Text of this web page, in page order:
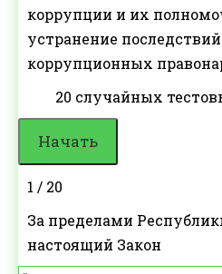
коррупции и их
устранение последствий
коррупционных
20 случайных
1 / 20
За пределами
настоящий Закон